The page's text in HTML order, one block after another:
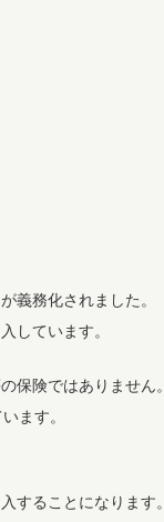
義務化されました。
しています。
保険ではありません。
ます。
することになります。